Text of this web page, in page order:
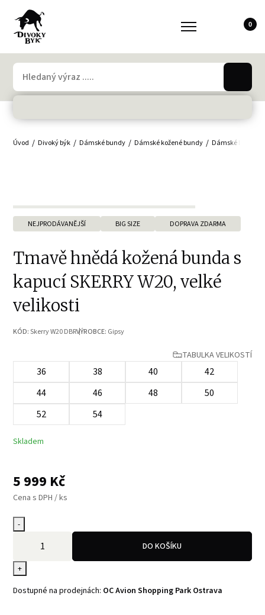
0
Úvod Divoký býk Dámské bundy Dámské kožené bundy Dámské bundy -
NEJPRODÁVANĚJŠÍ BIG SIZE DOPRAVA ZDARMA
Tmavě hnědá kožená bunda s
kapucí SKERRY W20, velké
velikosti
KÓD:Skerry W20 DBRVÝROBCE: Gipsy
TABULKA VELIKOSTÍ
36 38 40
42
44
46 48
50
52
54
Skladem
5 999 Kč
Cena s DPH / ks
-
+
DO KOŠÍKU
Dostupné na prodejnách: OC Avion Shopping Park Ostrava